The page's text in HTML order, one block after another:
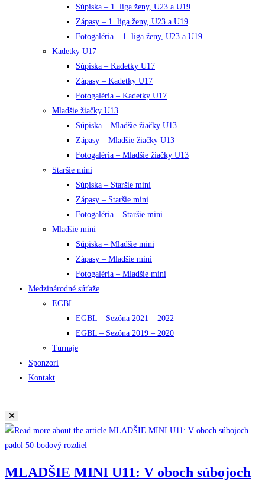
Súpiska – 1. liga ženy, U23 a U19
Zápasy – 1. liga ženy, U23 a U19
Fotogaléria – 1. liga ženy, U23 a U19
Kadetky U17
Súpiska – Kadetky U17
Zápasy – Kadetky U17
Fotogaléria – Kadetky U17
Mladšie žiačky U13
Súpiska – Mladšie žiačky U13
Zápasy – Mladšie žiačky U13
Fotogaléria – Mladšie žiačky U13
Staršie mini
Súpiska – Staršie mini
Zápasy – Staršie mini
Fotogaléria – Staršie mini
Mladšie mini
Súpiska – Mladšie mini
Zápasy – Mladšie mini
Fotogaléria – Mladšie mini
Medzinárodné súťaže
EGBL
EGBL – Sezóna 2021 – 2022
EGBL – Sezóna 2019 – 2020
Turnaje
Sponzori
Kontakt
MLADŠIE MINI U11: V oboch súbojoch